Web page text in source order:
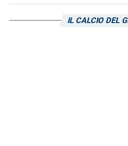
IL CALCIO DEL